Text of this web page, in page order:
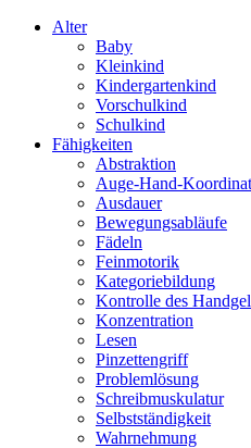
Alter
Baby
Kleinkind
Kindergartenkind
Vorschulkind
Schulkind
Fähigkeiten
Abstraktion
Auge-Hand-
Ausdauer
Bewegungsabläufe
Fädeln
Feinmotorik
Kategoriebildung
Kontrolle des
Konzentration
Lesen
Pinzettengriff
Problemlösung
Schreibmuskulatur
Selbstständigkeit
Wahrnehmung